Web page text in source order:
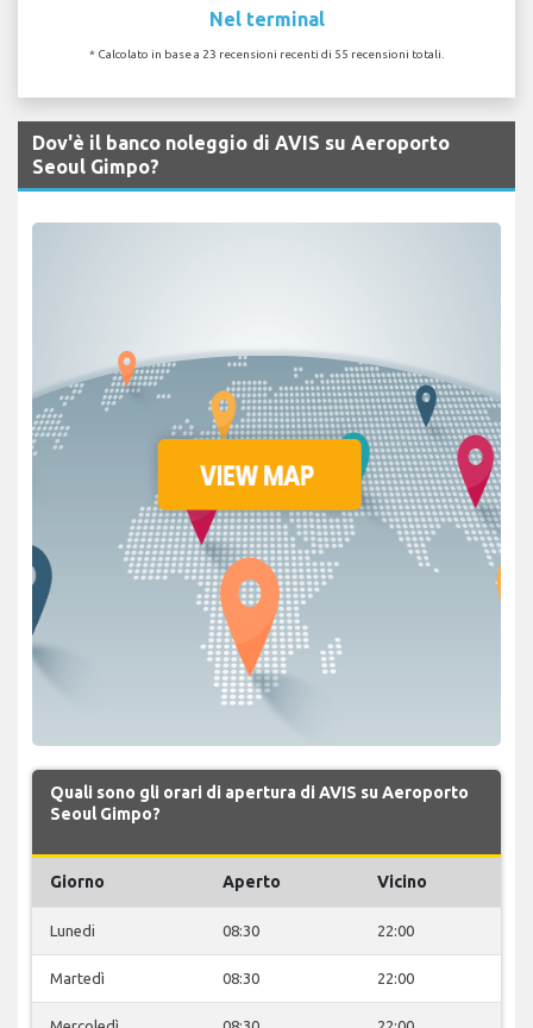
Nel terminal
* Calcolato in base a 23 recensioni recenti di 55 recensioni totali.
Dov'è il banco noleggio di AVIS su Aeroporto
Seoul Gimpo?
Quali sono gli orari di apertura di AVIS su Aeroporto
Seoul Gimpo?
Giorno Aperto Vicino
Lunedi 08:30 22:00
Martedì 08:30 22:00